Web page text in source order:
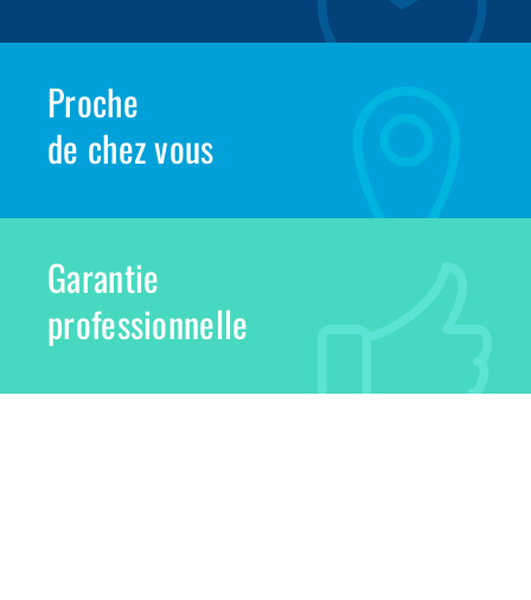
Proche
de chez vous
Garantie
professionnelle